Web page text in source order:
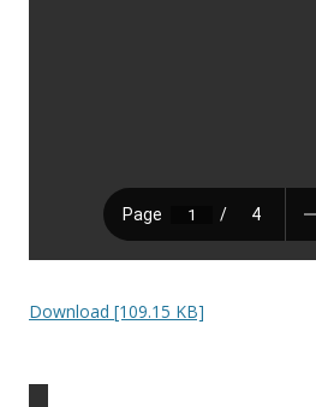
Download [109.15 KB]